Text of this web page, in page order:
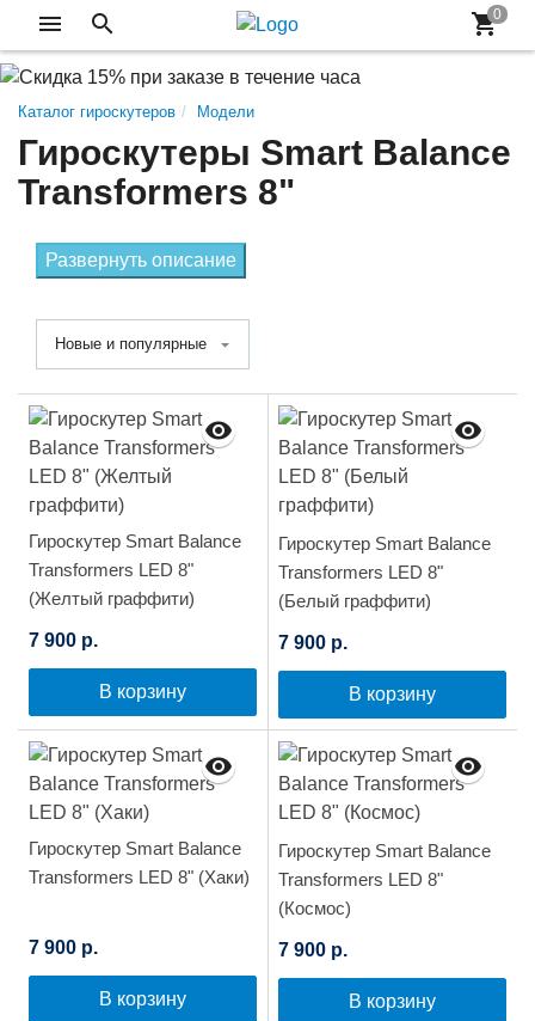
Каталог гироскутеров Модели
Гироскутеры Smart Balance
Transformers 8"
Развернуть описание
Новые и популярные
Гироскутер Smart Balance
Transformers LED 8"
(Желтый граффити)
7 900 р.
В корзину
Гироскутер Smart Balance
Transformers LED 8"
(Белый граффити)
7 900 р.
В корзину
Гироскутер Smart Balance
Transformers LED 8" (Хаки)
7 900 р.
В корзину
Гироскутер Smart Balance
Transformers LED 8"
(Космос)
7 900 р.
В корзину